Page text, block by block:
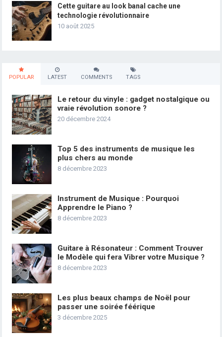
Cette guitare au look banal cache une
technologie révolutionnaire
10 août 2025
POPULAR LATEST COMMENTS TAGS
Le retour du vinyle : gadget nostalgique ou
vraie révolution sonore ?
20 décembre 2024
Top 5 des instruments de musique les
plus chers au monde
8 décembre 2023
Instrument de Musique : Pourquoi
Apprendre le Piano ?
8 décembre 2023
Guitare à Résonateur : Comment Trouver
le Modèle qui fera Vibrer votre Musique ?
8 décembre 2023
Les plus beaux champs de Noël pour
passer une soirée féérique
3 décembre 2025